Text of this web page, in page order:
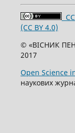
(CC BY 4.0)
© «ВІСНИК
2017
Open Science
наукових